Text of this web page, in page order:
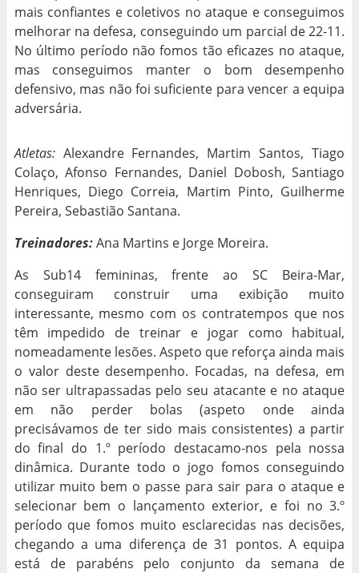
mais confiantes e coletivos no ataque e conseguimos
melhorar na defesa, conseguindo um parcial de 22-11.
No último período não fomos tão eficazes no ataque,
mas conseguimos manter o bom desempenho
defensivo, mas não foi suficiente para vencer a equipa
adversária.
Atletas:Alexandre Fernandes, Martim Santos, Tiago
Colaço, Afonso Fernandes, Daniel Dobosh, Santiago
Henriques, Diego Correia, Martim Pinto, Guilherme
Pereira, Sebastião Santana.
Treinadores: Ana Martins e Jorge Moreira.
As Sub14 femininas, frente ao SC Beira-Mar,
conseguiram construir uma exibição muito
interessante, mesmo com os contratempos que nos
têm impedido de treinar e jogar como habitual,
nomeadamente lesões. Aspeto que reforça ainda mais
o valor deste desempenho. Focadas, na defesa, em
não ser ultrapassadas pelo seu atacante e no ataque
em não perder bolas (aspeto onde ainda
precisávamos de ter sido mais consistentes) a partir
do final do 1.º período destacamo-nos pela nossa
dinâmica. Durante todo o jogo fomos conseguindo
utilizar muito bem o passe para sair para o ataque e
selecionar bem o lançamento exterior, e foi no 3.º
período que fomos muito esclarecidas nas decisões,
chegando a uma diferença de 31 pontos. A equipa
está de parabéns pelo conjunto da semana de